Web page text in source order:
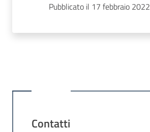
Pubblicato il 17 febbraio 2022
Contatti